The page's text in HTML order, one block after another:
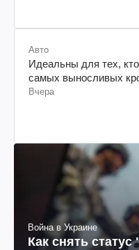
Авто
Идеальны для тех,
самых выносливых
Вчера
Война в Украине
Как снять